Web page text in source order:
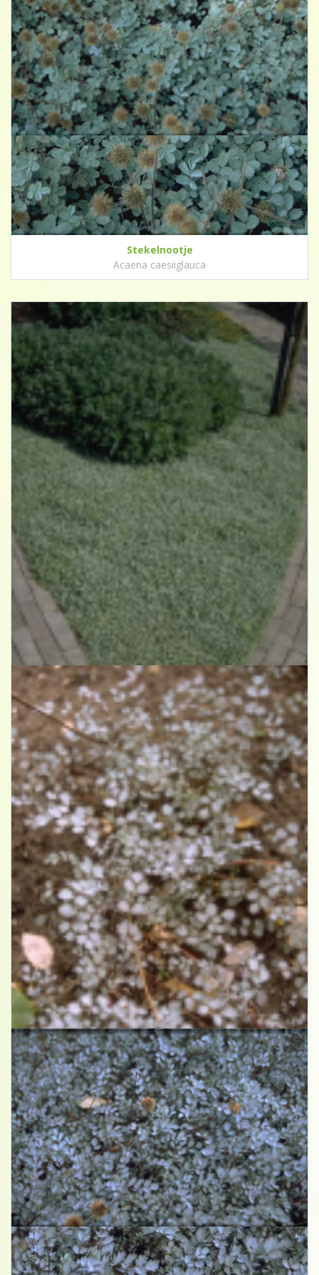
Stekelnootje
Acaena caesiiglauca
Stekelnootje
Acaena buchananii
Stekelnootje
Acaena 'Blue Haze'